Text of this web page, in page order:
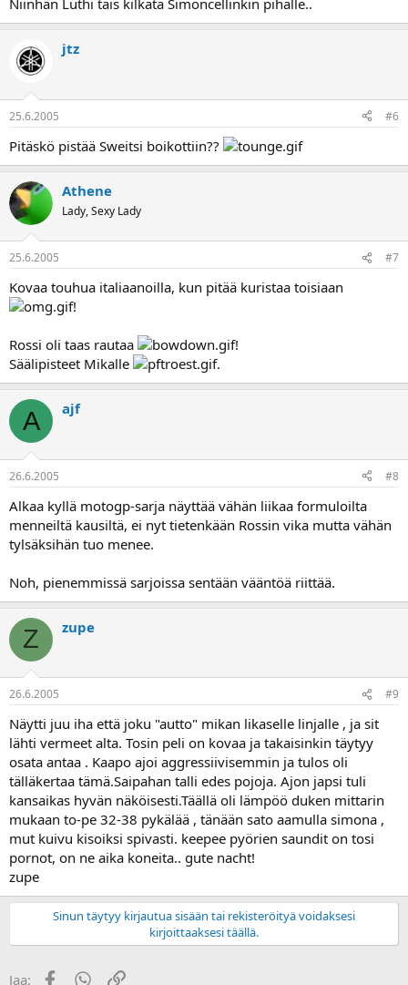
Niinhän Lüthi tais kilkata Simoncellinkin pihalle..
jtz
25.6.2005 #6
Pitäskö pistää Sweitsi boikottiin??
Athene
Lady, Sexy Lady
25.6.2005 #7
Kovaa touhua italiaanoilla, kun pitää kuristaa toisiaan
!
Rossi oli taas rautaa
!
Säälipisteet Mikalle
.
A ajf
26.6.2005 #8
Alkaa kyllä motogp-sarja näyttää vähän liikaa formuloilta
menneiltä kausiltä, ei nyt tietenkään Rossin vika mutta vähän
tylsäksihän tuo menee.
Noh, pienemmissä sarjoissa sentään vääntöä riittää.
Z zupe
26.6.2005 #9
Näytti juu iha että joku "autto" mikan likaselle linjalle , ja sit
lähti vermeet alta. Tosin peli on kovaa ja takaisinkin täytyy
osata antaa . Kaapo ajoi aggressiivisemmin ja tulos oli
tälläkertaa tämä.Saipahan talli edes pojoja. Ajon japsi tuli
kansaikas hyvän näköisesti.Täällä oli lämpöö duken mittarin
mukaan to-pe 32-38 pykälää , tänään sato aamulla simona ,
mut kuivu kisoiksi spivasti. keepee pyörien saundit on tosi
pornot, on ne aika koneita.. gute nacht!
zupe
Sinun täytyy kirjautua sisään tai rekisteröityä voidaksesi
kirjoittaaksesi täällä.
Jaa: FacebookWhatsApp
Linkki